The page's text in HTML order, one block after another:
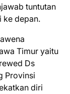
tuntutan
ke depan.
Timur yaitu
Ds
Provinsi
diri